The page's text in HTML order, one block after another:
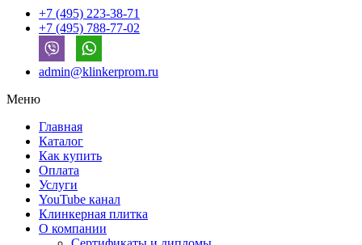
+7 (495) 223-38-71
+7 (495) 788-77-02
admin@klinkerprom.ru
Меню
Главная
Каталог
Как купить
Оплата
Услуги
YouTube канал
Клинкерная плитка
О компании